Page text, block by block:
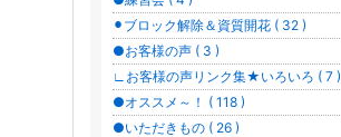
⚫︎ブロック解除＆資質開花 ( 32 )
●お客様の声 ( 3 )
∟お客様の声リンク集★いろいろ ( 7 )
●オススメ～！ ( 118 )
●いただきもの ( 26 )